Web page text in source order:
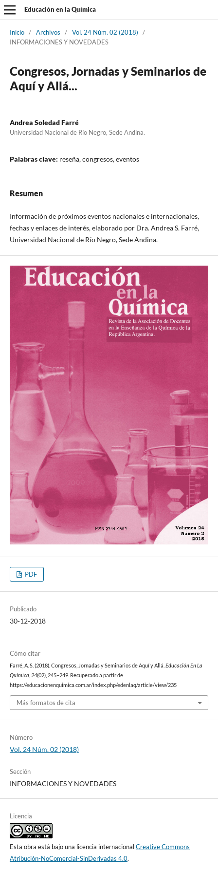
Educación en la Química
Inicio / Archivos / Vol. 24 Núm. 02 (2018)
/
INFORMACIONES Y NOVEDADES
Congresos, Jornadas y Seminarios de
Aquí y Allá...
Andrea Soledad Farré
Universidad Nacional de Río Negro, Sede Andina.
Palabras clave: reseña, congresos, eventos
Resumen
Información de próximos eventos nacionales e internacionales,
fechas y enlaces de interés, elaborado por Dra. Andrea S. Farré,
Universidad Nacional de Río Negro, Sede Andina.
PDF
Publicado
30-12-2018
Cómo citar
Farré, A. S. (2018). Congresos, Jornadas y Seminarios de Aquí y Allá. Educación En La
Química 24(02), 245–249. Recuperado a partir de
https://educacionenquimica.com.ar/index.php/edenlaq/article/view/235
Más formatos de cita
Número
Vol. 24 Núm. 02 (2018)
Sección
INFORMACIONES Y NOVEDADES
Licencia
Esta obra está bajo una licencia internacionalCreative Commons
Atribución-NoComercial-SinDerivadas 4.0.